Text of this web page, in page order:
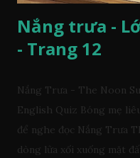
Nắng trưa -
- Trang 12
Nắng Trưa - The Noon
English Quiz Bóng mẹ
để nghe đọc Nắng Trưa
dòng lửa xối xuống mặt